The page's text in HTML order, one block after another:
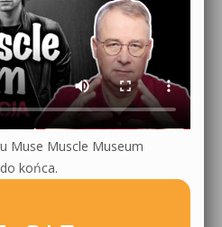
Muse Muscle Museum
końca.